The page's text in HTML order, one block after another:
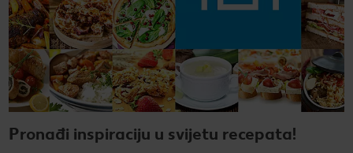
Pronađi inspiraciju u svijetu recepata!